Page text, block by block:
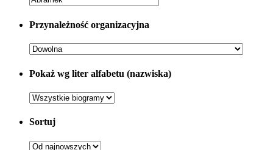
Przynależność organizacyjna
Pokaż wg liter alfabetu (nazwiska)
Sortuj